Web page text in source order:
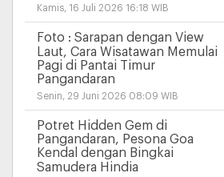
Kamis, 16 Juli 2026 16:18 WIB
Foto : Sarapan dengan View
Laut, Cara Wisatawan Memulai
Pagi di Pantai Timur
Pangandaran
Senin, 29 Juni 2026 08:09 WIB
Potret Hidden Gem di
Pangandaran, Pesona Goa
Kendal dengan Bingkai
Samudera Hindia